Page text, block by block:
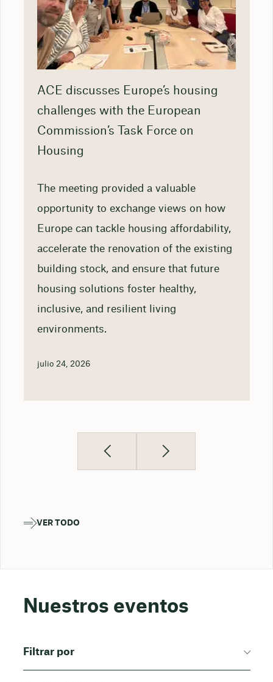
ACE discusses Europe’s housing
challenges with the European
Commission’s Task Force on
Housing
The meeting provided a valuable
opportunity to exchange views on how
Europe can tackle housing affordability,
accelerate the renovation of the existing
building stock, and ensure that future
housing solutions foster healthy,
inclusive, and resilient living
environments.
julio 24, 2026
VER TODO
Nuestros eventos
Filtrar por